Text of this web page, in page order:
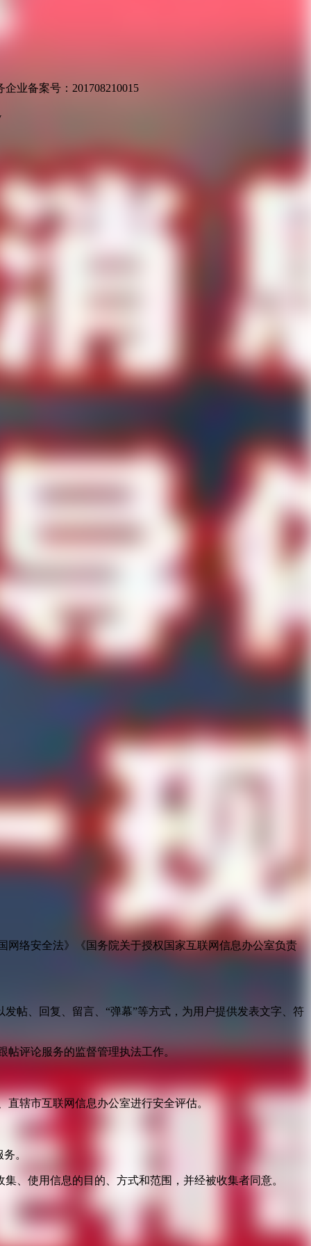
业备案号：201708210015
络安全法》《国务院关于授权国家互联网信息办公室负责
帖、回复、留言、“弹幕”等方式，为用户提供发表文字、符
评论服务的监督管理执法工作。
直辖市互联网信息办公室进行安全评估。
。
、使用信息的目的、方式和范围，并经被收集者同意。